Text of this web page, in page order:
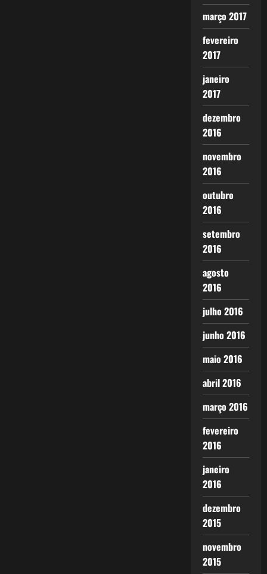
março 2017
fevereiro
2017
janeiro
2017
dezembro
2016
novembro
2016
outubro
2016
setembro
2016
agosto
2016
julho 2016
junho 2016
maio 2016
abril 2016
março 2016
fevereiro
2016
janeiro
2016
dezembro
2015
novembro
2015